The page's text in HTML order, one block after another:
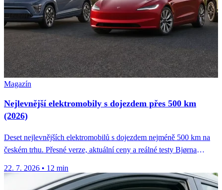
Magazín
Nejlevnější elektromobily s dojezdem přes 500 km
(2026)
Deset nejlevnějších elektromobilů s dojezdem nejméně 500 km na
českém trhu. Přesné verze, aktuální ceny a reálné testy Bjørna
22. 7. 2026 • 12 min